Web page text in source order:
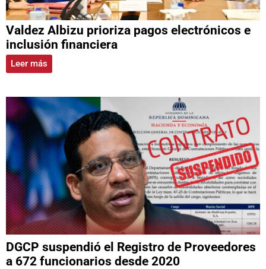
Valdez Albizu prioriza pagos electrónicos e
inclusión financiera
Leer más
DGCP suspendió el Registro de Proveedores
a 672 funcionarios desde 2020